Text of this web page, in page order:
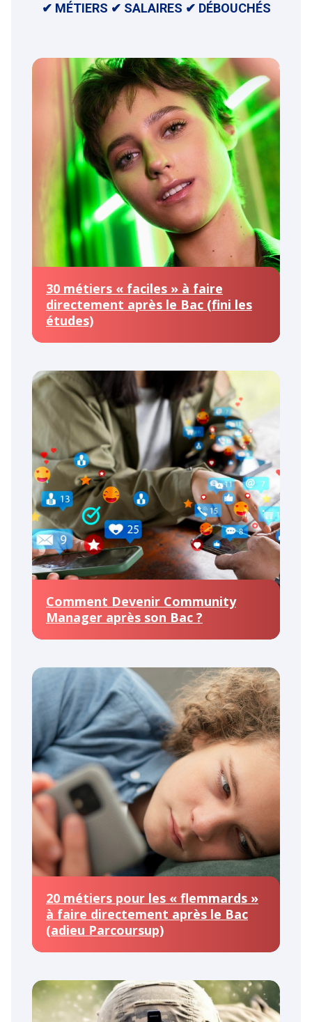
✔ MÉTIERS ✔ SALAIRES ✔ DÉBOUCHÉS
30 métiers « faciles » à faire
directement après le Bac (fini les
études)
Comment Devenir Community
Manager après son Bac ?
20 métiers pour les « flemmards »
à faire directement après le Bac
(adieu Parcoursup)